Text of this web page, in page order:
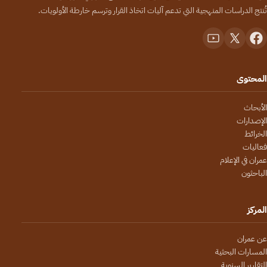
تُنتج الدراسات المنهجية التي تدعم آليات اتخاذ القرار وترسم خارطة الأولويات.
المحتوى
الأبحاث
الإصدارات
الخرائط
فعاليات
عمران في الإعلام
الباحثون
المركز
عن عمران
المسارات البحثية